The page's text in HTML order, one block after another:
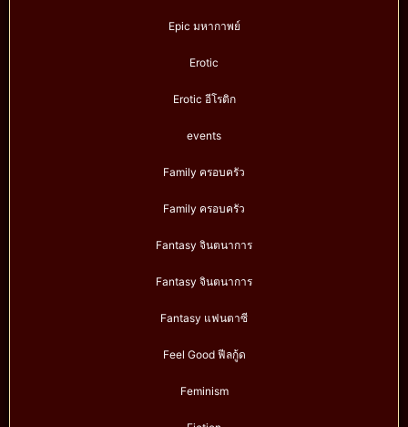
Epic มหากาพย์
Erotic
Erotic อีโรติก
events
Family ครอบครัว
Family ครอบครัว
Fantasy จินตนาการ
Fantasy จินตนาการ
Fantasy แฟนตาซี
Feel Good ฟีลกู้ด
Feminism